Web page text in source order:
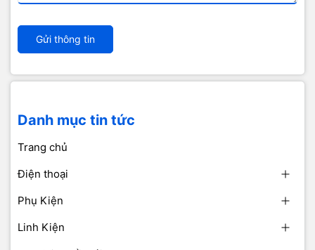
Gửi thông tin
Danh mục tin tức
Trang chủ
Điện thoại
Phụ Kiện
Linh Kiện